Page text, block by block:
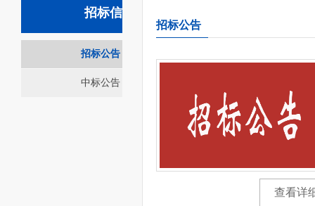
招标信息
招标公告
中标公告
招标公告
查看详